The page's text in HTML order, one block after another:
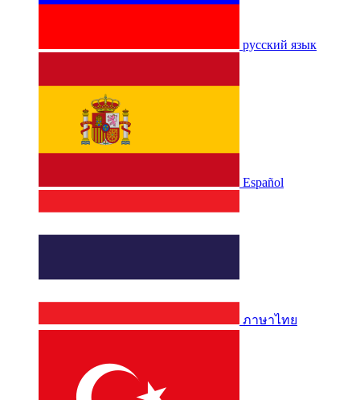
русский язык
Español
ภาษาไทย